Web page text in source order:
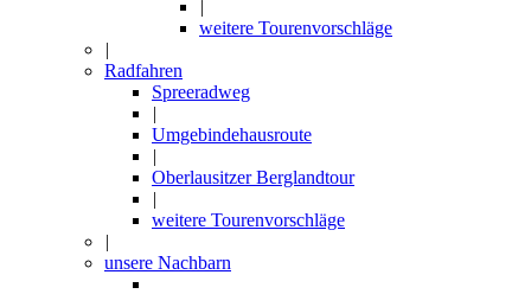
|
weitere Tourenvorschläge
|
Radfahren
Spreeradweg
|
Umgebindehausroute
|
Oberlausitzer Berglandtour
|
weitere Tourenvorschläge
|
unsere Nachbarn